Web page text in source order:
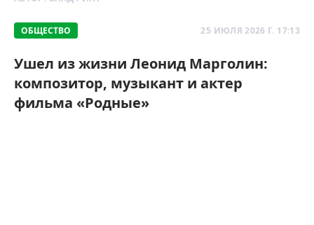
ОБЩЕСТВО 25 ИЮЛЯ 2026 Г. 17:13
Ушел из жизни Леонид Марголин:
композитор, музыкант и актер
фильма «Родные»